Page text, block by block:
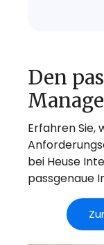
Den
Erfahren Sie,
bei Heuse
passgenaue